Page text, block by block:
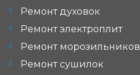
Ремонт духовок
Ремонт электроплит
Ремонт морозильников
Ремонт сушилок